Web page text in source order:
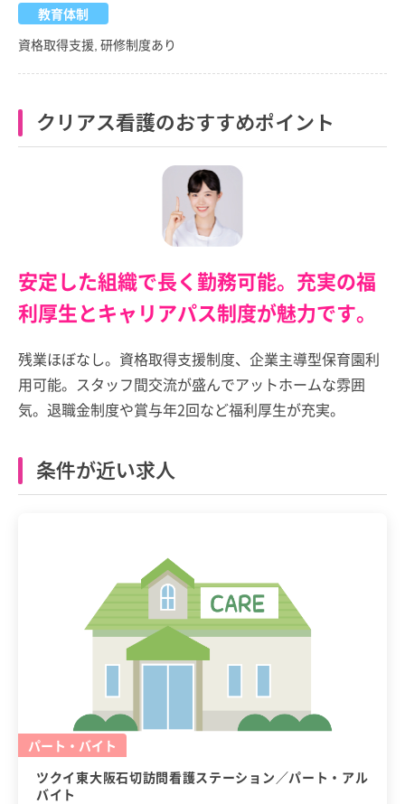
教育体制
資格取得支援, 研修制度あり
クリアス看護のおすすめポイント
安定した組織で長く勤務可能。充実の福
利厚生とキャリアパス制度が魅力です。
残業ほぼなし。資格取得支援制度、企業主導型保育園利
用可能。スタッフ間交流が盛んでアットホームな雰囲
気。退職金制度や賞与年2回など福利厚生が充実。
条件が近い求人
パート・バイト
ツクイ東大阪石切訪問看護ステーション／パート・アル
バイト